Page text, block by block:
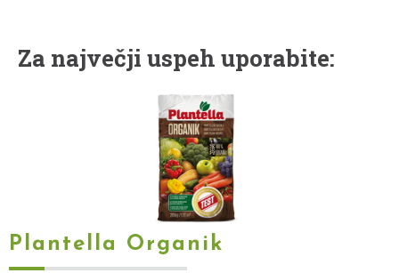
Za največji uspeh uporabite:
Plantella Organik